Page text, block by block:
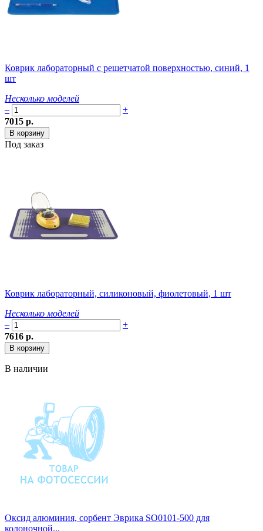
Коврик лабораторный с решетчатой поверхностью, синий, 1
шт
Несколько моделей
–
+
7015 р.
Под заказ
Коврик лабораторный, силиконовый, фиолетовый, 1 шт
Несколько моделей
–
+
7616 р.
В наличии
Оксид алюминия, сорбент Эврика SO0101-500 для
колоночной...